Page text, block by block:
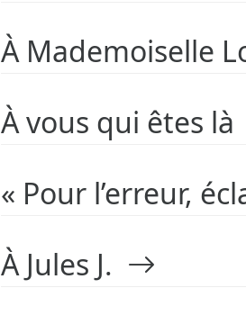
À Mademoiselle
À vous qui êtes là
« Pour l’erreur,
À Jules J.